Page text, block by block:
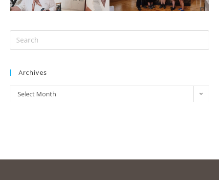
Archives
Select Month